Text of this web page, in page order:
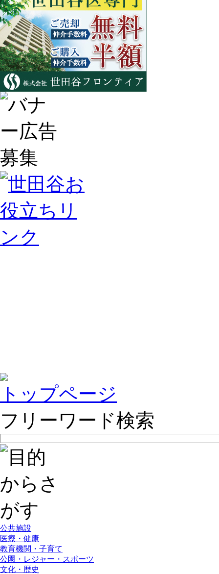
トップページ
フリーワード検索
公共施設
医療・健康
教育機関・子育て
公園・レジャー・スポーツ
文化・歴史